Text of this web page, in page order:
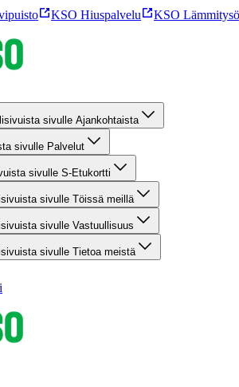
KSO Hiuspalvelu KSO
sivulle Ajankohtaista
sivulle Palvelut
sivulle S-Etukortti
sivulle Töissä meillä
sivulle Vastuullisuus
sivulle Tietoa meistä